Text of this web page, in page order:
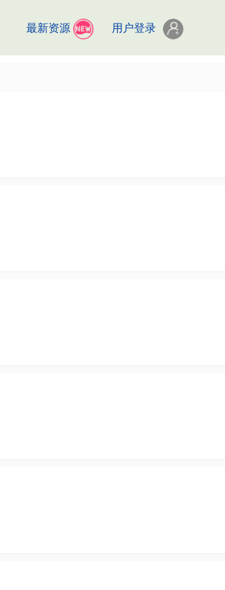
最新资源 用户登录